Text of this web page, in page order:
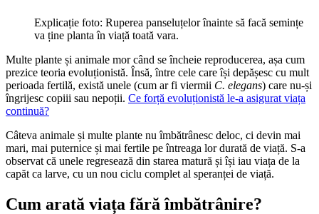
Explicație foto: Ruperea panseluțelor înainte să facă semințe
va ține planta în viață toată vara.
Multe plante și animale mor când se încheie reproducerea, așa cum
prezice teoria evoluționistă. Însă, între cele care își depășesc cu mult
perioada fertilă, există unele (cum ar fi viermii C. elegans) care nu-și
îngrijesc copiii sau nepoții. Ce forță evoluționistă le-a asigurat viața
continuă?
Câteva animale și multe plante nu îmbătrânesc deloc, ci devin mai
mari, mai puternice și mai fertile pe întreaga lor durată de viață. S-a
observat că unele regresează din starea matură și își iau viața de la
capăt ca larve, cu un nou ciclu complet al speranței de viață.
Cum arată viața fără îmbătrânire?